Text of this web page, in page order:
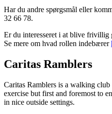
Har du andre spørgsmål eller
32 66 78.
Er du interesseret i at blive
Se mere om hvad rollen indebærer
Caritas Ramblers
Caritas Ramblers is a walking
exercise but first and foremost to
in nice outside settings.